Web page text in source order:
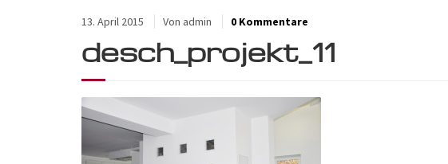
13. April 2015 Von admin 0 Kommentare
desch_projekt_11